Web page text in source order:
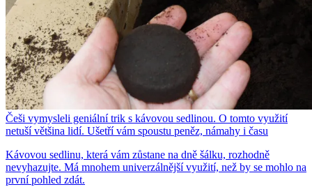
Češi vymysleli geniální trik s kávovou sedlinou. O tomto využití
netuší většina lidí. Ušetří vám spoustu peněz, námahy i času
Kávovou sedlinu, která vám zůstane na dně šálku, rozhodně
nevyhazujte. Má mnohem univerzálnější využití, než by se mohlo na
první pohled zdát.